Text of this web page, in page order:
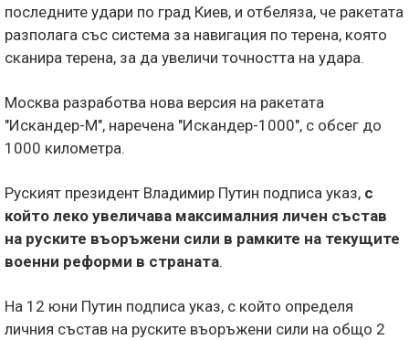
последните удари по град Киев, и отбеляза, че ракетата
разполага със система за навигация по терена, която
сканира терена, за да увеличи точността на удара.
Москва разработва нова версия на ракетата
"Искандер-М", наречена "Искандер-1000", с обсег до
1000 километра.
Руският президент Владимир Путин подписа указ, с
който леко увеличава максималния личен състав
на руските въоръжени сили в рамките на текущите
военни реформи в страната.
На 12 юни Путин подписа указ, с който определя
личния състав на руските въоръжени сили на общо 2